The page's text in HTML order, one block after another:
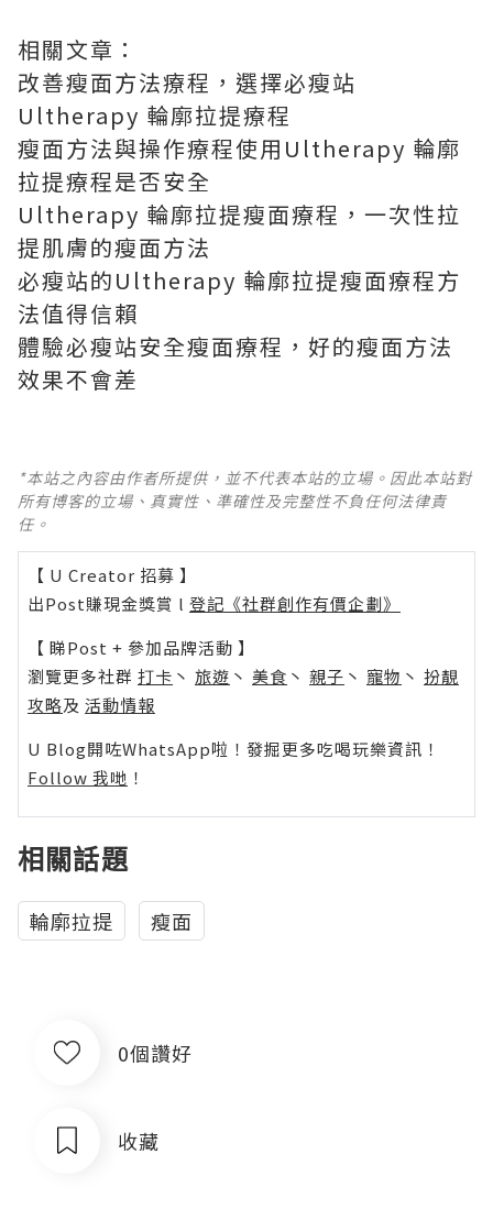
相關文章：
改善瘦面方法療程，選擇必瘦站
Ultherapy 輪廓拉提療程
瘦面方法與操作療程使用Ultherapy 輪廓
拉提療程是否安全
Ultherapy 輪廓拉提瘦面療程，一次性拉
提肌膚的瘦面方法
必瘦站的Ultherapy 輪廓拉提瘦面療程方
法值得信賴
體驗必瘦站安全瘦面療程，好的瘦面方法
效果不會差
*本站之內容由作者所提供，並不代表本站的立場。因此本站對
所有博客的立場、真實性、準確性及完整性不負任何法律責
任。
【 U Creator 招募 】
出Post賺現金獎賞 l 登記《社群創作有價企劃》
【 睇Post + 參加品牌活動 】
瀏覽更多社群 打卡 丶 旅遊 丶 美食 丶 親子 丶 寵物 丶 扮靚
攻略及 活動情報
U Blog開咗WhatsApp啦！發掘更多吃喝玩樂資訊！
Follow 我哋 ！
相關話題
輪廓拉提 瘦面
0個讚好
收藏